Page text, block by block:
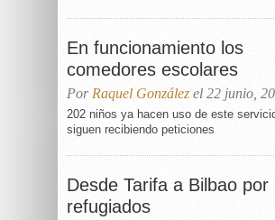
En funcionamiento los
comedores escolares
Por Raquel González el 22 junio,
202 niños ya hacen uso de este
siguen recibiendo peticiones
Desde Tarifa a Bilbao por
refugiados